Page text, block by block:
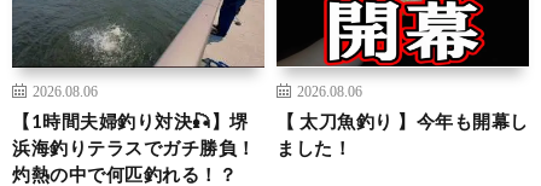
2026.08.06
【1時間夫婦釣り対決🎣】堺
浜海釣りテラスでガチ勝負！
灼熱の中で何匹釣れる！？
2026.08.06
【 太刀魚釣り 】今年も開幕し
ました！